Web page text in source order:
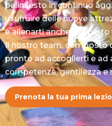
palinsesto in continuo
usufruire delle nuove
e allenarti anche
Il nostro team, composto
pronto ad accoglierti e ad
competenza, gentilezza
Prenota la tua prima